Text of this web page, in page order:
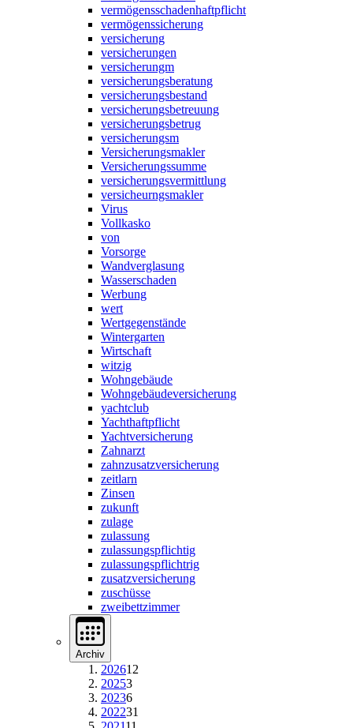
vermögensschadenhaftpflicht
vermögenssicherung
versicherung
versicherungen
versicherungm
versicherungsberatung
versicherungsbestand
versicherungsbetreuung
versicherungsbetrug
versicherungsm
Versicherungsmakler
Versicherungssumme
versicherungsvermittlung
versicheurngsmakler
Virus
Vollkasko
von
Vorsorge
Wandverglasung
Wasserschaden
Werbung
wert
Wertgegenstände
Wintergarten
Wirtschaft
witzig
Wohngebäude
Wohngebäudeversicherung
yachtclub
Yachthaftpflicht
Yachtversicherung
Zahnarzt
zahnzusatzversicherung
zeitlarn
Zinsen
zukunft
zulage
zulassung
zulassungspflichtig
zulassungspflichtrig
zusatzversicherung
zuschüsse
zweibettzimmer
Archiv
202612
20253
20236
202231